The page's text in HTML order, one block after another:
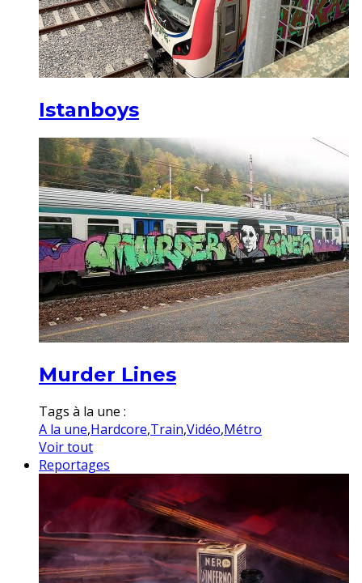
Istanboys
Murder Lines
Tags à la une :
A la une,Hardcore,Train,Vidéo,Métro
Voir tout
Reportages